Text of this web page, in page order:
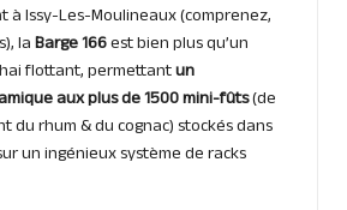
à Issy-Les-Moulineaux (comprenez,
laBarge 166est bien plus qu’un
flottant, permettantun
aux plus de 1500 mini-fûts(de
du rhum & du cognac) stockés dans
un ingénieux système de racks